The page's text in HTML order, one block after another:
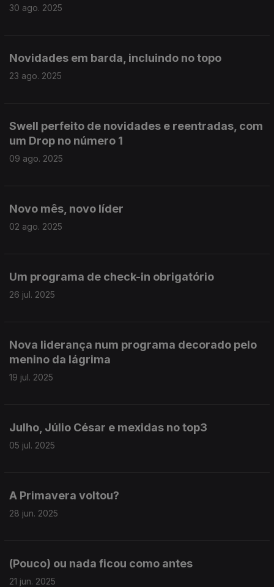
30 ago. 2025
Novidades em barda, incluindo no topo
23 ago. 2025
Swell perfeito de novidades e reentradas, com
um Drop no número 1
09 ago. 2025
Novo mês, novo líder
02 ago. 2025
Um programa de check-in obrigatório
26 jul. 2025
Nova liderança num programa decorado pelo
menino da lágrima
19 jul. 2025
Julho, Júlio César e mexidas no top3
05 jul. 2025
A Primavera voltou?
28 jun. 2025
(Pouco) ou nada ficou como antes
21 jun. 2025